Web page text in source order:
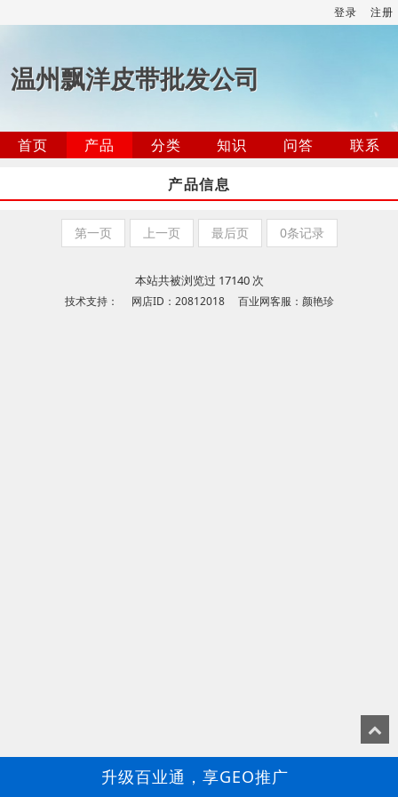
登录 注册
温州飘洋皮带批发公司
首页 产品 分类 知识 问答
联系
产品信息
第一页 上一页 最后页 0条记录
本站共被浏览过 17140 次
技术支持： 网店ID：20812018 百业网客服：颜艳珍
升级百业通，享GEO推广